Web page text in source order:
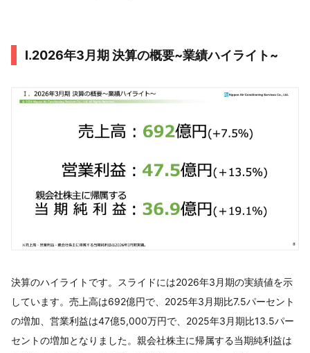
I.2026年3月期 決算の概要~業績ハイライト~
決算のハイライトです。スライドには2026年3月期の実績値を示
しています。売上高は692億円で、2025年3月期比7.5パーセント
の増加、営業利益は47億5,000万円で、2025年3月期比13.5パー
セントの増加となりました。親会社株主に帰属する当期純利益は